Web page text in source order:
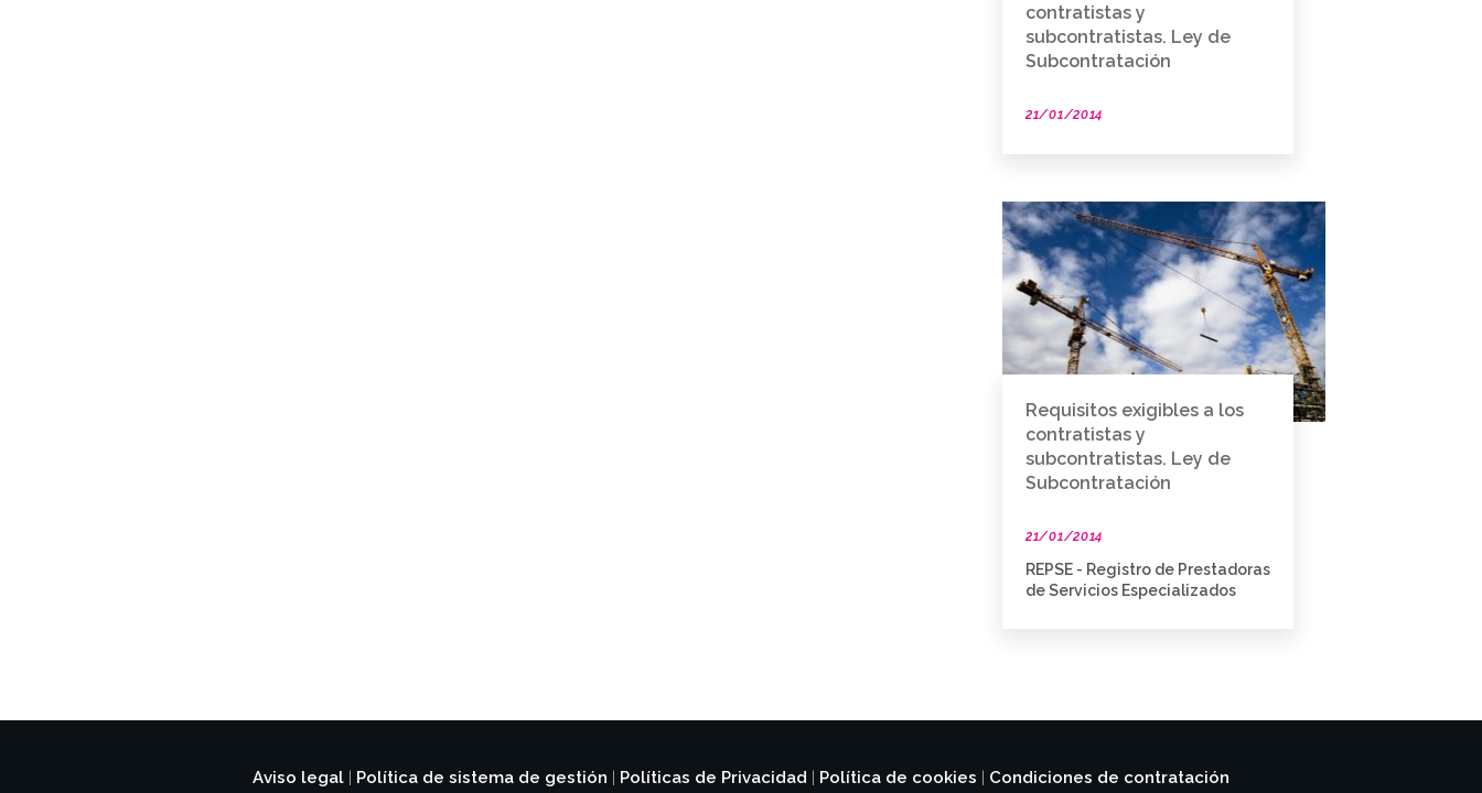
contratistas y
subcontratistas. Ley de
Subcontratación
21/01/2014
Requisitos exigibles a los
contratistas y
subcontratistas. Ley de
Subcontratación
21/01/2014
REPSE - Registro de Prestadoras
de Servicios Especializados
Aviso legal Política de sistema de gestión Políticas de Privacidad Política de cookies Condiciones de contratación